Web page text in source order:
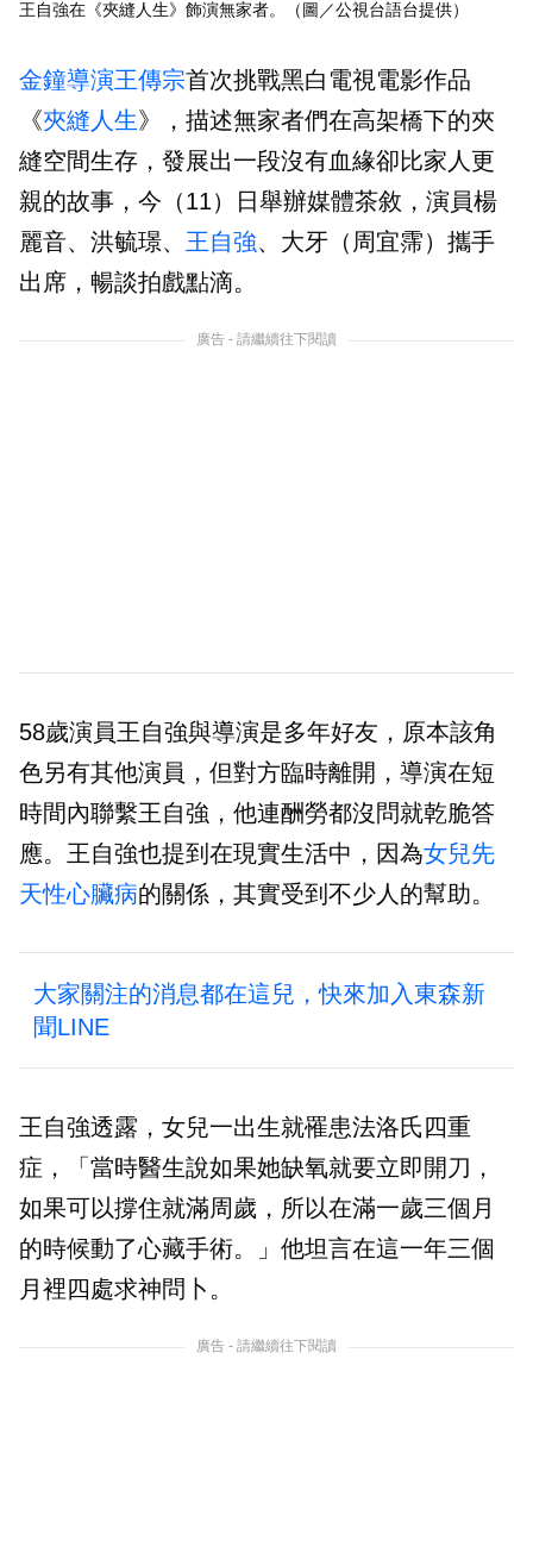
王自強在《夾縫人生》飾演無家者。（圖／公視台語台提供）
金鐘導演王傳宗首次挑戰黑白電視電影作品
《夾縫人生》，描述無家者們在高架橋下的夾
縫空間生存，發展出一段沒有血緣卻比家人更
親的故事，今（11）日舉辦媒體茶敘，演員楊
麗音、洪毓璟、 王自強、大牙（周宜霈）攜手
出席，暢談拍戲點滴。
廣告 - 請繼續往下閱讀
58歲演員王自強與導演是多年好友，原本該角
色另有其他演員，但對方臨時離開，導演在短
時間內聯繫王自強，他連酬勞都沒問就乾脆答
應。王自強也提到在現實生活中，因為女兒先
天性心臟病的關係，其實受到不少人的幫助。
大家關注的消息都在這兒，快來加入東森新
聞LINE
王自強透露，女兒一出生就罹患法洛氏四重
症，「當時醫生說如果她缺氧就要立即開刀，
如果可以撐住就滿周歲，所以在滿一歲三個月
的時候動了心藏手術。」他坦言在這一年三個
月裡四處求神問卜。
廣告 - 請繼續往下閱讀